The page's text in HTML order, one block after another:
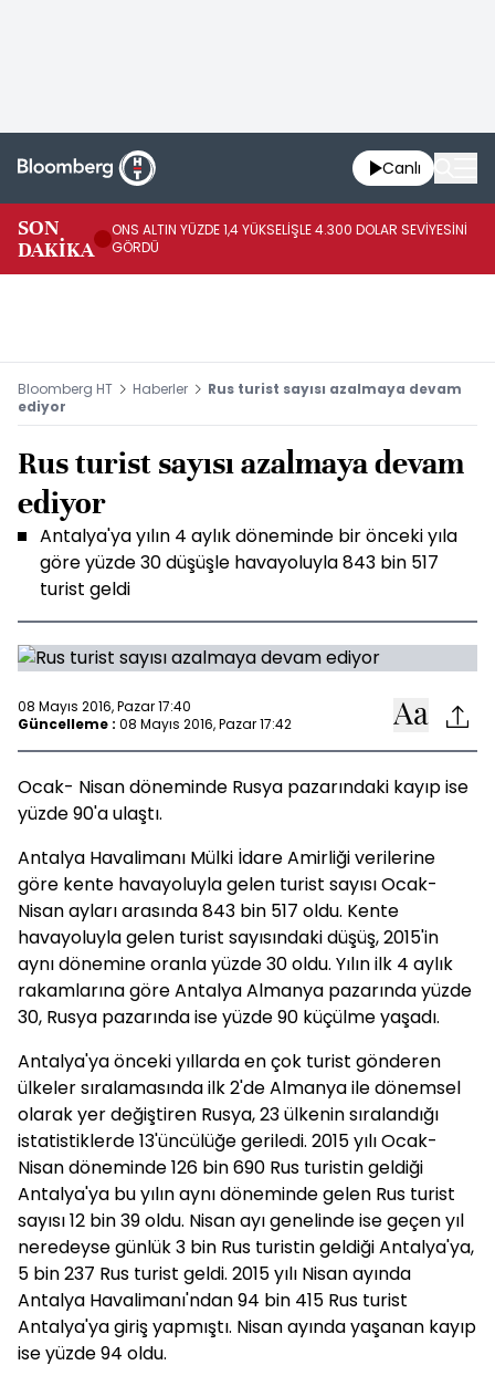
Canlı
SON
DAKİKA
ONS ALTIN YÜZDE 1,4 YÜKSELİŞLE 4.300 DOLAR SEVİYESİNİ
GÖRDÜ
Bloomberg HT Haberler
Rus turist sayısı azalmaya devam
ediyor
Rus turist sayısı azalmaya devam
ediyor
Antalya'ya yılın 4 aylık döneminde bir önceki yıla
göre yüzde 30 düşüşle havayoluyla 843 bin 517
turist geldi
08 Mayıs 2016, Pazar 17:40
Güncelleme : 08 Mayıs 2016, Pazar 17:42
Ocak- Nisan döneminde Rusya pazarındaki kayıp ise
yüzde 90'a ulaştı.
Antalya Havalimanı Mülki İdare Amirliği verilerine
göre kente havayoluyla gelen turist sayısı Ocak-
Nisan ayları arasında 843 bin 517 oldu. Kente
havayoluyla gelen turist sayısındaki düşüş, 2015'in
aynı dönemine oranla yüzde 30 oldu. Yılın ilk 4 aylık
rakamlarına göre Antalya Almanya pazarında yüzde
30, Rusya pazarında ise yüzde 90 küçülme yaşadı.
Antalya'ya önceki yıllarda en çok turist gönderen
ülkeler sıralamasında ilk 2'de Almanya ile dönemsel
olarak yer değiştiren Rusya, 23 ülkenin sıralandığı
istatistiklerde 13'üncülüğe geriledi. 2015 yılı Ocak-
Nisan döneminde 126 bin 690 Rus turistin geldiği
Antalya'ya bu yılın aynı döneminde gelen Rus turist
sayısı 12 bin 39 oldu. Nisan ayı genelinde ise geçen yıl
neredeyse günlük 3 bin Rus turistin geldiği Antalya'ya,
5 bin 237 Rus turist geldi. 2015 yılı Nisan ayında
Antalya Havalimanı'ndan 94 bin 415 Rus turist
Antalya'ya giriş yapmıştı. Nisan ayında yaşanan kayıp
ise yüzde 94 oldu.